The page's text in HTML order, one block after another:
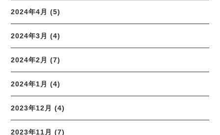
2024年4月 (5)
2024年3月 (4)
2024年2月 (7)
2024年1月 (4)
2023年12月 (4)
2023年11月 (7)